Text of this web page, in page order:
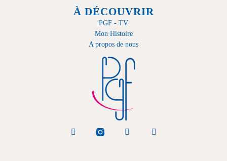
À DÉCOUVRIR
PGF - TV
Mon Histoire
A propos de nous